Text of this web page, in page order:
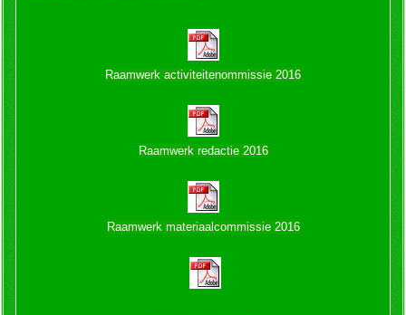
Raamwerk activiteitenommissie 2016
Raamwerk redactie 2016
Raamwerk materiaalcommissie 2016